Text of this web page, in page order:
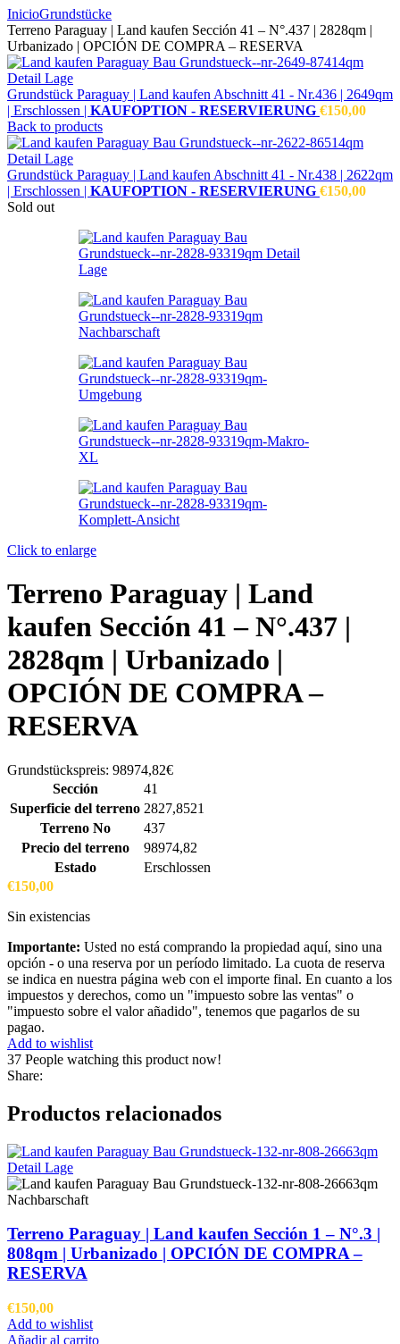
InicioGrundstücke
Terreno Paraguay | Land kaufen Sección 41 – N°.437 | 2828qm |
Urbanizado | OPCIÓN DE COMPRA – RESERVA
Grundstück Paraguay | Land kaufen Abschnitt 41 - Nr.436 | 2649qm
| Erschlossen | KAUFOPTION - RESERVIERUNG €150,00
Back to products
Grundstück Paraguay | Land kaufen Abschnitt 41 - Nr.438 | 2622qm
| Erschlossen | KAUFOPTION - RESERVIERUNG €150,00
Sold out
Click to enlarge
Terreno Paraguay | Land
kaufen Sección 41 – N°.437 |
2828qm | Urbanizado |
OPCIÓN DE COMPRA –
RESERVA
Grundstückspreis: 98974,82€
Sección
41
Superficie del terreno 2827,8521
Terreno No
437
Precio del terreno
98974,82
Estado
Erschlossen
€150,00
Sin existencias
Importante: Usted no está comprando la propiedad aquí, sino una
opción - o una reserva por un período limitado. La cuota de reserva
se indica en nuestra página web con el importe final. En cuanto a los
impuestos y derechos, como un "impuesto sobre las ventas" o
"impuesto sobre el valor añadido", tenemos que pagarlos de su
pagao.
Add to wishlist
37 People watching this product now!
Share:
Productos relacionados
Terreno Paraguay | Land kaufen Sección 1 – N°.3 |
808qm | Urbanizado | OPCIÓN DE COMPRA –
RESERVA
€150,00
Add to wishlist
Añadir al carrito